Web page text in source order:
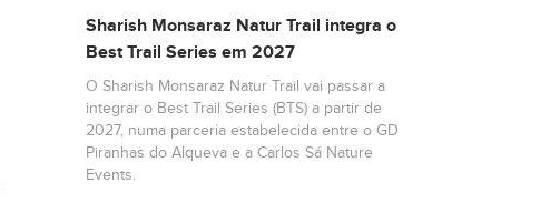
Sharish Monsaraz Natur Trail integra o
Best Trail Series em 2027
O Sharish Monsaraz Natur Trail vai passar a
integrar o Best Trail Series (BTS) a partir de
2027, numa parceria estabelecida entre o GD
Piranhas do Alqueva e a Carlos Sá Nature
Events.